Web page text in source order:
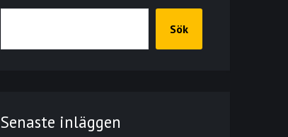
Sök
Senaste inläggen